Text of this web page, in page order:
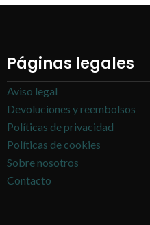
Páginas legales
Aviso legal
Devoluciones y reembolsos
Políticas de privacidad
Políticas de cookies
Sobre nosotros
Contacto